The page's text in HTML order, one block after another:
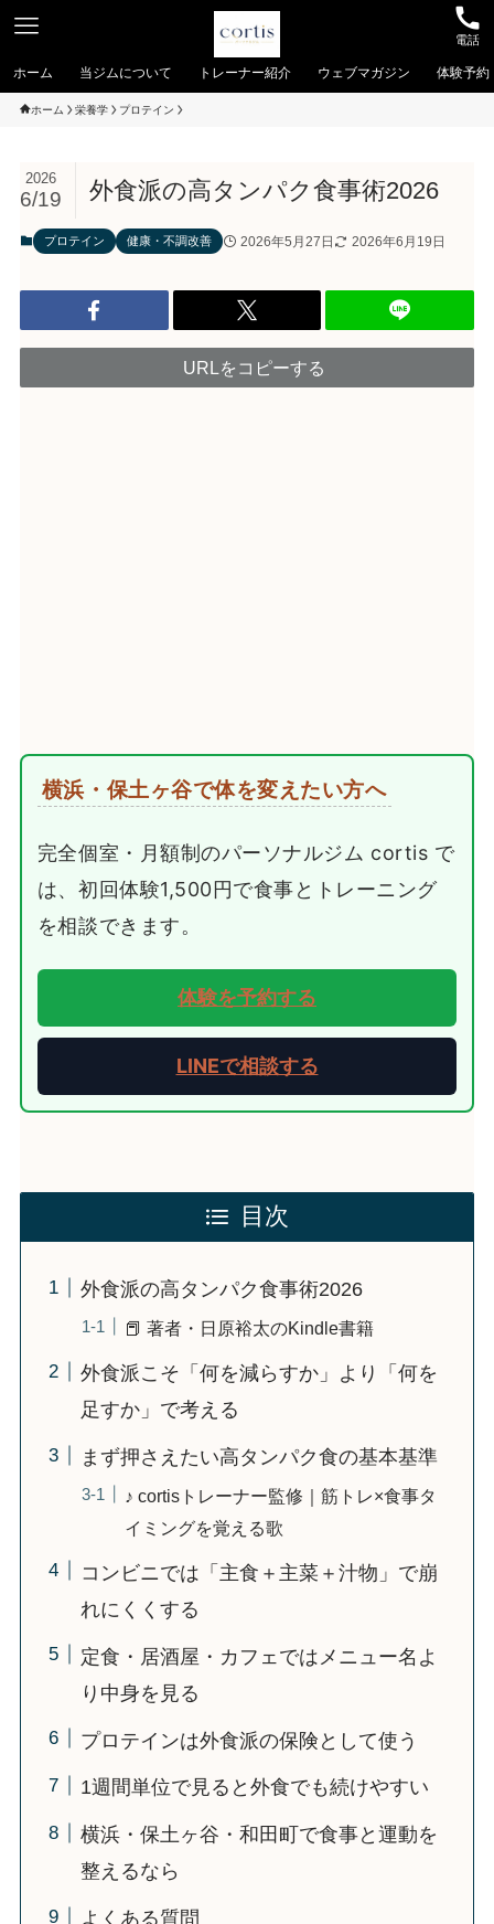
電話
ホーム 当ジムについて トレーナー紹介 ウェブマガジン 体験予約
ホーム 栄養学 プロテイン
外食派の高タンパク食事術2026
2026
6/19
プロテイン 健康・不調改善 2026年5月27日 2026年6月19日
URLをコピーする
横浜・保土ヶ谷で体を変えたい方へ
完全個室・月額制のパーソナルジム cortis で
は、初回体験1,500円で食事とトレーニング
を相談できます。
体験を予約する
LINEで相談する
目次
外食派の高タンパク食事術2026
📕 著者・日原裕太のKindle書籍
外食派こそ「何を減らすか」より「何を
足すか」で考える
まず押さえたい高タンパク食の基本基準
♪ cortisトレーナー監修｜筋トレ×食事タ
イミングを覚える歌
コンビニでは「主食＋主菜＋汁物」で崩
れにくくする
定食・居酒屋・カフェではメニュー名よ
り中身を見る
プロテインは外食派の保険として使う
1週間単位で見ると外食でも続けやすい
横浜・保土ヶ谷・和田町で食事と運動を
整えるなら
よくある質問